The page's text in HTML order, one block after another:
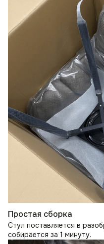
Простая сборка
Стул поставляется в
собирается за 1 минуту.